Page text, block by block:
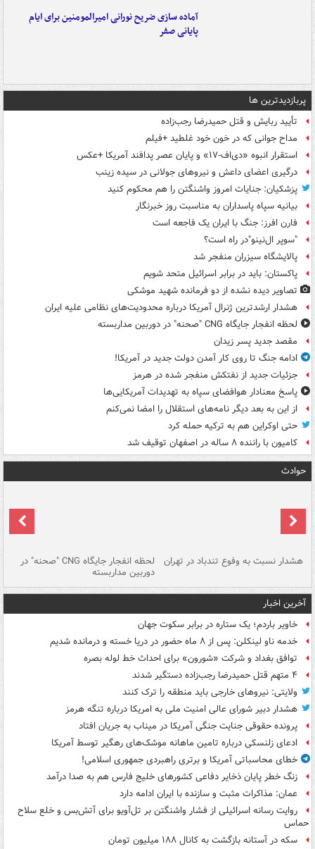
آماده سازی ضریح نورانی امیرالمومنین برای ایام
پایانی صفر
پربازدیدترین ها
تأیید ربایش و قتل حمیدرضا رجب‌زاده
مداح جوانی که در خون خود غلطید +فیلم
استقرار انبوه «دی‌اف‑۱۷» و پایان عصر پدافند آمریکا +عکس
درگیری اعضای داعش و نیروهای جولانی در سیده زینب
پزشکیان: جنایات امروز واشنگتن را هم محکوم کنید
بیانیه سپاه پاسداران به مناسبت روز خبرنگار
فارن افرز: جنگ با ایران یک فاجعه است
"سوپر ال‌نینو"در راه است؟
پالایشگاه سیزران منفجر شد
پاکستان: باید در برابر اسرائیل متحد شویم
تصاویر دیده‌ نشده از دو فرمانده شهید موشکی
هشدار ارشدترین ژنرال آمریکا درباره محدودیت‌های نظامی علیه ایران
لحظه انفجار جایگاه CNG "صحنه" در دوربین مداربسته
مقصد جدید پسر زیدان
ادامه جنگ تا روی کار آمدن دولت جدید در آمریکا!
جزئیات جدید از نفتکش منفجر شده در هرمز
پاسخ معنادار هوافضای سپاه به تهدیدات آمریکایی‌ها
از این به بعد دیگر نامه‌های استقلال را امضا نمی‌کنم
حتی اوکراین هم به ترکیه حمله کرد
کامیون با راننده ۸ ساله در اصفهان توقیف شد
حوادث
هشدار نسبت به وفوع تندباد در تهران لحظه انفجار جایگاه CNG "صحنه" در
دوربین مداربسته
آخرین اخبار
خاویر باردم؛ یک ستاره در برابر سکوت جهان
خدمه ناو لینکلن: پس از ۸ ماه حضور در دریا خسته و درمانده‌ شدیم
توافق بغداد و شرکت «شورون» برای احداث خط لوله بصره
۴ متهم قتل حمیدرضا رجب‌زاده دستگیر شدند
ولایتی: نیروهای خارجی باید منطقه را ترک کنند
هشدار دبیر شورای عالی امنیت ملی به امریکا درباره تنگه هرمز
پرونده حقوقی جنایت جنگی آمریکا در میناب به جریان افتاد
ادعای زلنسکی درباره تامین ماهانه موشک‌های رهگیر توسط آمریکا
خطای محاسباتی آمریکا و برتری راهبردی جمهوری اسلامی!
زنگ خطر پایان ذخایر دفاعی کشورهای خلیج فارس هم به صدا درآمد
عمان: مذاکرات مثبت و سازنده با ایران ادامه دارد
روایت رسانه اسرائیلی از فشار واشنگتن بر تل‌آویو برای آتش‌بس و خلع سلاح
حماس
سکه در آستانه بازگشت به کانال ۱۸۸ میلیون تومان